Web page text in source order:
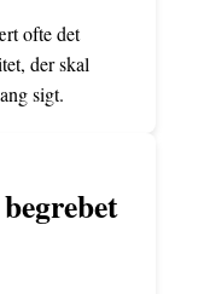
ofte det
der skal
sigt.